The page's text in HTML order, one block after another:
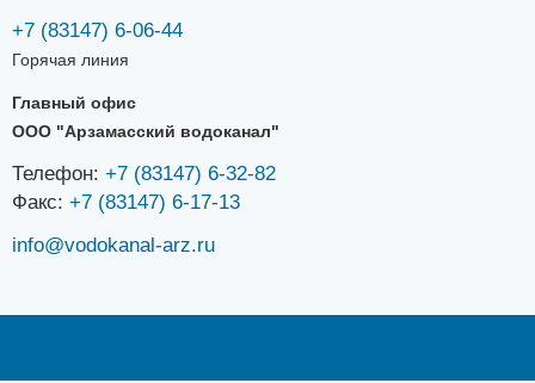
+7 (83147) 6-06-44
Горячая линия
Главный офис
ООО "Арзамасский водоканал"
Телефон: +7 (83147) 6-32-82
Факс: +7 (83147) 6-17-13
info@vodokanal-arz.ru